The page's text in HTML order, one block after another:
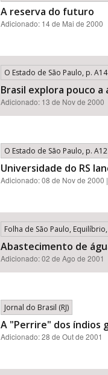
A reserva do futuro
Adicionado: 14 de Mai de 2000
O Estado de São Paulo, p. A14
Brasil explora pouco a
Adicionado: 13 de Nov de 2000
O Estado de São Paulo, p. A12
Universidade do RS
Adicionado: 08 de Nov de 2000
Folha de São Paulo,
Abastecimento de
Adicionado: 02 de Ago de 2001
Jornal do Brasil (RJ)
A "Perrire" dos índios
Adicionado: 28 de Out de 2001